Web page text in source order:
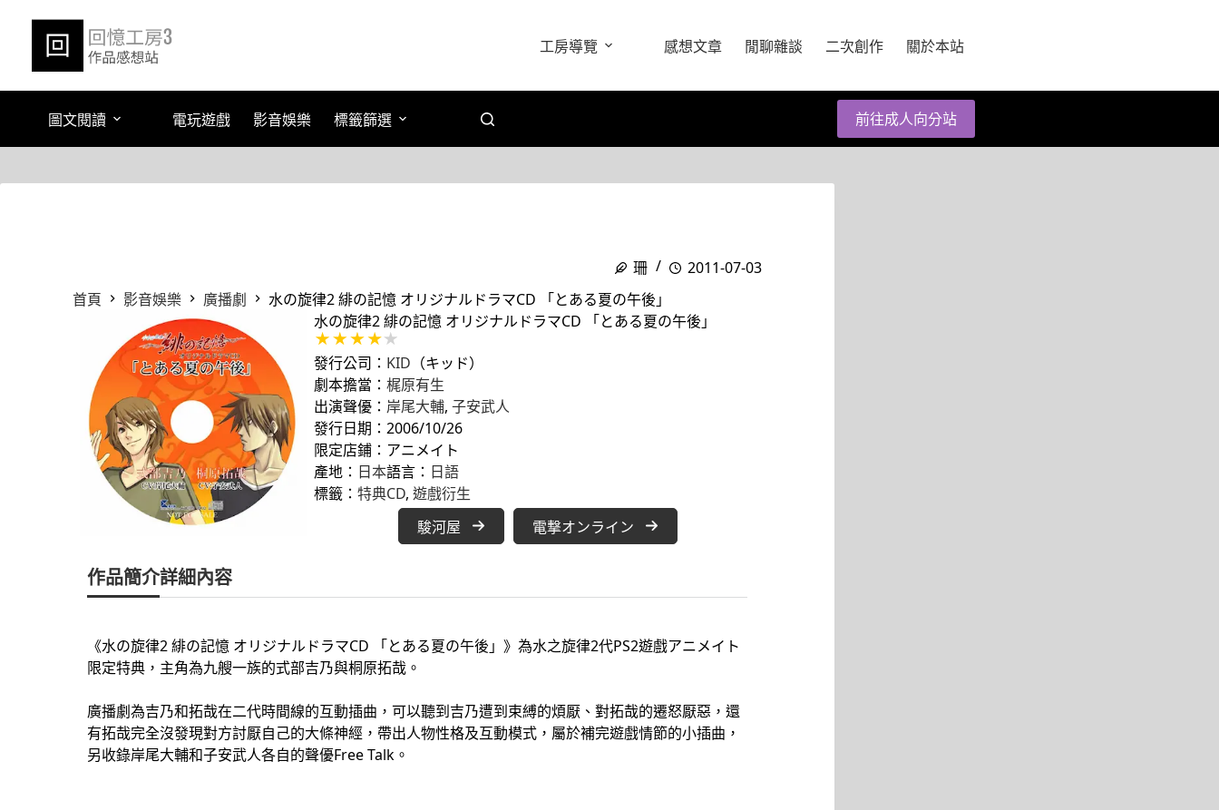
工房導覽 感想文章 閒聊雜談 二次創作 關於本站
圖文閱讀 電玩遊戲 影音娛樂 標籤篩選 前往成人向分站
珊
2011-07-03
首頁
影音娛樂 廣播劇
水の旋律2 緋の記憶 オリジナルドラマCD 「とある夏の午後」
水の旋律2 緋の記憶 オリジナルドラマCD 「とある夏の午後」
發行公司： KID （キッド）
劇本擔當： 梶原有生
出演聲優： 岸尾大輔, 子安武人
發行日期：2006/10/26
限定店鋪：アニメイト
產地： 日本語言： 日語
標籤： 特典CD, 遊戲衍生
駿河屋 電撃オンライン
作品簡介詳細內容
《水の旋律2 緋の記憶 オリジナルドラマCD 「とある夏の午後」》為水之旋律2代PS2遊戲アニメイト
限定特典，主角為九艘一族的式部吉乃與桐原拓哉。
廣播劇為吉乃和拓哉在二代時間線的互動插曲，可以聽到吉乃遭到束縛的煩厭、對拓哉的遷怒厭惡，還
有拓哉完全沒發現對方討厭自己的大條神經，帶出人物性格及互動模式，屬於補完遊戲情節的小插曲，
另收錄岸尾大輔和子安武人各自的聲優Free Talk。